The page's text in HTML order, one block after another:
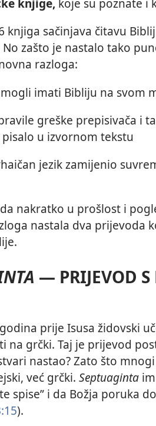
knjige, koje su poznate i
knjiga sačinjava čitavu
zašto je nastalo tako
razloga:
imati Bibliju na svom
greške prepisivača i
u izvornom tekstu
jezik zamijenio
nakratko u prošlost i
nastala dva prijevoda
— PRIJEVOD S
prije Isusa židovski
na grčki. Taj je prijevod
nastao? Zato što
već grčki. Septuaginta
spise” i da Božja poruka
).